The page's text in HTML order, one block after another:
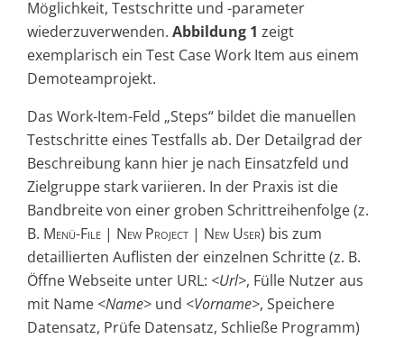
Möglichkeit, Testschritte und -parameter
wiederzuverwenden. Abbildung 1 zeigt
exemplarisch ein Test Case Work Item aus einem
Demoteamprojekt.
Das Work-Item-Feld „Steps“ bildet die manuellen
Testschritte eines Testfalls ab. Der Detailgrad der
Beschreibung kann hier je nach Einsatzfeld und
Zielgruppe stark variieren. In der Praxis ist die
Bandbreite von einer groben Schrittreihenfolge (z.
B. Menü-File | New Project | New User) bis zum
detaillierten Auflisten der einzelnen Schritte (z. B.
Öffne Webseite unter URL: <Url>, Fülle Nutzer aus
mit Name <Name> und <Vorname>, Speichere
Datensatz, Prüfe Datensatz, Schließe Programm)